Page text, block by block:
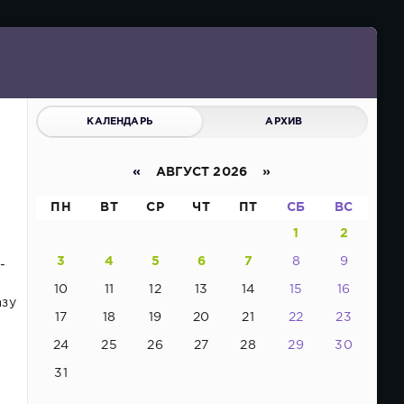
КАЛЕНДАРЬ АРХИВ
« АВГУСТ 2026 »
ПН ВТ СР ЧТ ПТ СБ ВС
1 2
3 4 5 6 7 8 9
10 11 12 13 14 15 16
17 18 19 20 21 22 23
24 25 26 27 28 29 30
31